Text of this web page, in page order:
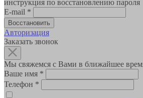
инструкция по восстановлению пароля
E-mail *
Авторизация
Заказать звонок
Мы свяжемся с Вами в ближайшее
Ваше имя *
Телефон *